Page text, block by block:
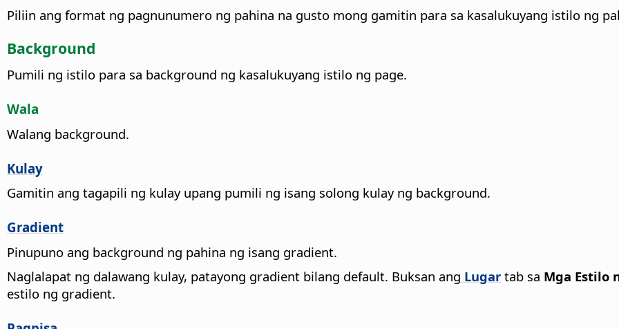
Piliin ang format ng pagnunumero ng pahina na gusto mong gamitin para sa kasalukuyang istilo ng
Background
Pumili ng istilo para sa background ng kasalukuyang istilo ng page.
Wala
Walang background.
Kulay
Gamitin ang tagapili ng kulay upang pumili ng isang solong kulay ng background.
Gradient
Pinupuno ang background ng pahina ng isang gradient.
Naglalapat ng dalawang kulay, patayong gradient bilang default. Buksan ang Lugar tab sa Mga Estilo
estilo ng gradient.